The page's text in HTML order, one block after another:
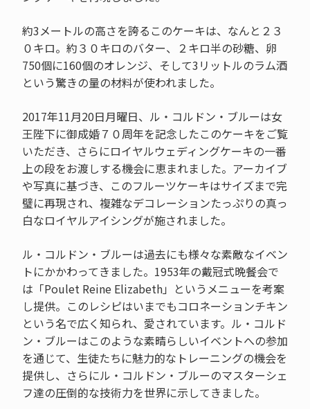
約3メートルの高さを誇るこのケーキは、なんと２３
０キロ。約３０キロのバター、２キロ半の砂糖、卵
750個に160個のオレンジ、そして3リットルのラム酒
という驚きの量の材料が使われました。
2017年11月20日月曜日、ル・コルドン・ブルーは女
王陛下に御成婚７０周年を記念したこのケーキをご覧
いただき、さらにロイヤルウェディングケーキの一番
上の段をお渡しする機会に恵まれました。アーカイブ
や写真に基づき、このフルーツケーキはサイズまで完
璧に再現され、複雑なデコレーションたっぷりの真っ
白なロイヤルアイシングが施されました。
ル・コルドン・ブルーは過去にも様々な素敵なイベン
トにかかわってきました。1953年の戴冠式晩餐会で
は「Poulet Reine Elizabeth」というメニューを考案
し提供。このレシピはいまでもコロネーションチキン
という名で広く知られ、愛されています。ル・コルド
ン・ブルーはこのような素晴らしいイベントへの参加
を通じて、生徒たちに魅力的なトレーニングの機会を
提供し、さらにル・コルドン・ブルーのマスターシェ
フ達の圧倒的な技術力を世界に示してきました。